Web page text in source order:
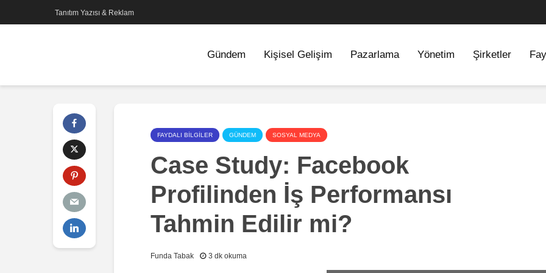
Tanıtım Yazısı & Reklam
Gündem Kişisel Gelişim Pazarlama Yönetim Şirketler
FAYDALI BILGILER GÜNDEM SOSYAL MEDYA
Case Study: Facebook
Profilinden İş Performansı
Tahmin Edilir mi?
Funda Tabak 3 dk okuma